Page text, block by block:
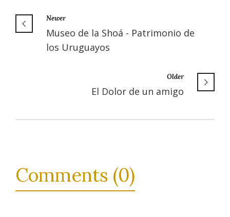
Newer
Museo de la Shoá - Patrimonio de
los Uruguayos
Older
El Dolor de un amigo
Comments (0)